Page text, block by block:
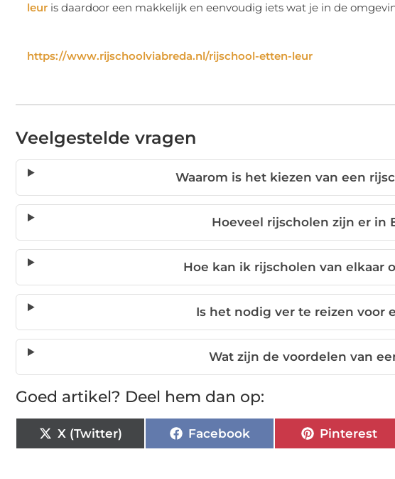
leur is daardoor een makkelijk en eenvoudig iets wat je in de
https://www.rijschoolviabreda.nl/rijschool-etten-leur
Veelgestelde vragen
Waarom is het kiezen van een
Hoeveel rijscholen zijn er in
Hoe kan ik rijscholen van elkaar
Is het nodig ver te reizen voor
Wat zijn de voordelen van
Goed artikel? Deel hem dan op:
X (Twitter) Facebook Pinterest